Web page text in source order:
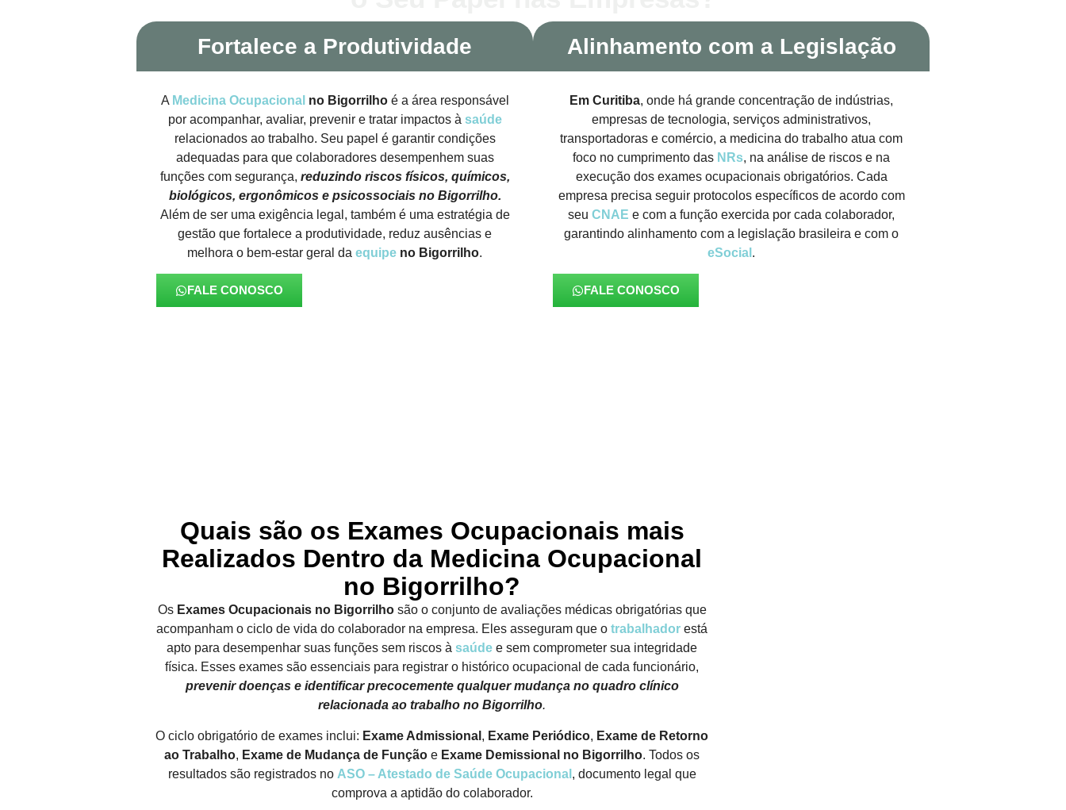
Fortalece a Produtividade
A Medicina Ocupacional no Bigorrilhoé a área responsável
por acompanhar, avaliar, prevenir e tratar impactos à saúde
relacionados ao trabalho. Seu papel é garantir condições
adequadas para que colaboradores desempenhem suas
funções com segurança, reduzindo riscos físicos, químicos,
biológicos, ergonômicos e psicossociais no Bigorrilho.
Além de ser uma exigência legal, também é uma estratégia de
gestão que fortalece a produtividade, reduz ausências e
melhora o bem-estar geral da equipe no Bigorrilho.
FALE CONOSCO
Alinhamento com a Legislação
Em Curitiba, onde há grande concentração de indústrias,
empresas de tecnologia, serviços administrativos,
transportadoras e comércio, a medicina do trabalho atua com
foco no cumprimento das NRs, na análise de riscos e na
execução dos exames ocupacionais obrigatórios. Cada
empresa precisa seguir protocolos específicos de acordo com
seu CNAE e com a função exercida por cada colaborador,
garantindo alinhamento com a legislação brasileira e com o
eSocial .
FALE CONOSCO
Quais são os Exames Ocupacionais mais
Realizados Dentro da Medicina Ocupacional
no Bigorrilho?
Os Exames Ocupacionais no Bigorrilhosão o conjunto de avaliações médicas obrigatórias que
acompanham o ciclo de vida do colaborador na empresa. Eles asseguram que o trabalhador está
apto para desempenhar suas funções sem riscos à saúde e sem comprometer sua integridade
física. Esses exames são essenciais para registrar o histórico ocupacional de cada funcionário,
prevenir doenças e identificar precocemente qualquer mudança no quadro clínico
relacionada ao trabalho no Bigorrilho.
O ciclo obrigatório de exames inclui: Exame Admissional , Exame Periódico, Exame de Retorno
ao Trabalho, Exame de Mudança de Função e Exame Demissional no Bigorrilho. Todos os
resultados são registrados no ASO – Atestado de Saúde Ocupacional , documento legal que
comprova a aptidão do colaborador.